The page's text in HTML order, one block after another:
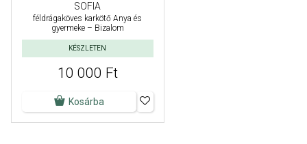
SOFIA
féldrágaköves karkötő Anya és
gyermeke – Bizalom
KÉSZLETEN
10 000 Ft
Kosárba